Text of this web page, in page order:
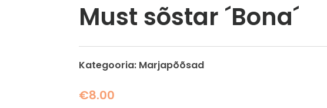
Must sõstar ´Bona´
Kategooria: Marjapõõsad
€8.00